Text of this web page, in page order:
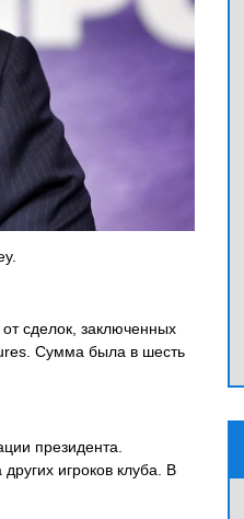
сделок, заключенных
Сумма была в шесть
президента.
игроков клуба. В